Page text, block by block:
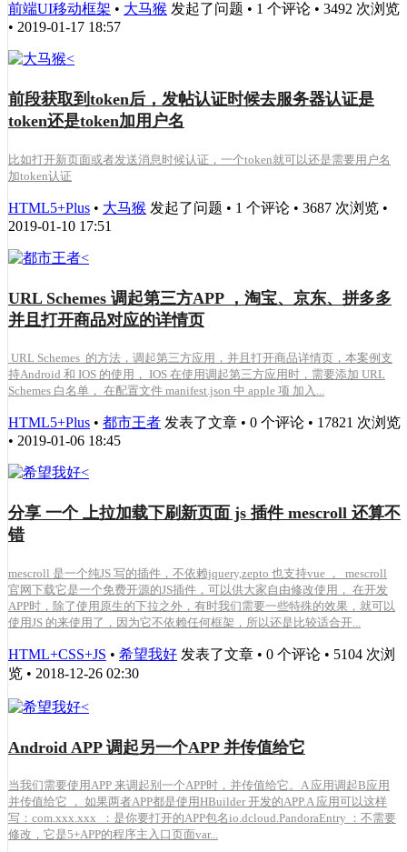
前端UI移动框架 • 大马猴 发起了问题 • 1 个评论 • 3492 次浏览
• 2019-01-17 18:57
前段获取到token后，发帖认证时候去服务器认证是
token还是token加用户名
比如打开新页面或者发送消息时候认证，一个token就可以还是需要用户名
加token认证
HTML5+Plus • 大马猴 发起了问题 • 1 个评论 • 3687 次浏览 •
2019-01-10 17:51
URL Schemes 调起第三方APP ，淘宝、京东、拼多多
并且打开商品对应的详情页
URL Schemes 的方法，调起第三方应用，并且打开商品详情页，本案例支
持Android 和 IOS 的使用， IOS 在使用调起第三方应用时，需要添加 URL
Schemes 白名单， 在配置文件 manifest.json 中 apple 项 加入...
HTML5+Plus • 都市王者 发表了文章 • 0 个评论 • 17821 次浏览
• 2019-01-06 18:45
分享 一个 上拉加载下刷新页面 js 插件 mescroll 还算不
错
mescroll 是一个纯JS 写的插件，不依赖jquery,zepto 也支持vue ， mescroll
官网下载它是一个免费开源的JS插件，可以供大家自由修改使用， 在开发
APP时，除了使用原生的下拉之外，有时我们需要一些特殊的效果，就可以
使用JS 的来使用了，因为它不依赖任何框架，所以还是比较适合开...
HTML+CSS+JS • 希望我好 发表了文章 • 0 个评论 • 5104 次浏
览 • 2018-12-26 02:30
Android APP 调起另一个APP 并传值给它
当我们需要使用APP 来调起别一个APP时，并传值给它。A 应用调起B应用
并传值给它 ， 如果两者APP都是使用HBuilder 开发的APP.A 应用可以这样
写：com.xxx.xxx ：是你要打开的APP包名io.dcloud.PandoraEntry ：不需要
修改，它是5+APP的程序主入口页面var...